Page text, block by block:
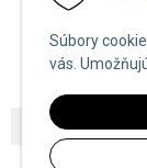
Súbory
vás.